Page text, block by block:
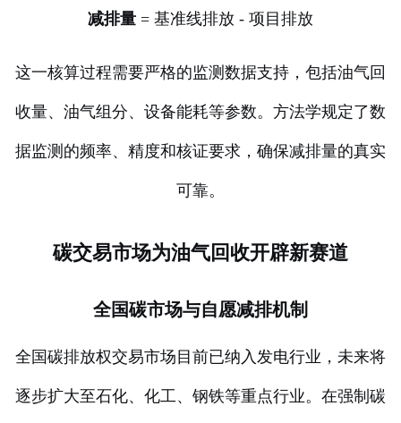
减排量= 基准线排放 - 项目排放
这一核算过程需要严格的监测数据支持，包括油气回
收量、油气组分、设备能耗等参数。方法学规定了数
据监测的频率、精度和核证要求，确保减排量的真实
可靠。
碳交易市场为油气回收开辟新赛道
全国碳市场与自愿减排机制
全国碳排放权交易市场目前已纳入发电行业，未来将
逐步扩大至石化、化工、钢铁等重点行业。在强制碳